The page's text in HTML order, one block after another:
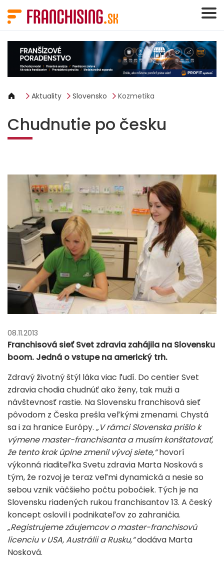
Aktuality Slovensko Kozmetika
Chudnutie po česku
08.11.2013
Franchisová sieť Svet zdravia zahájila na Slovensku
boom. Jedná o vstupe na americký trh.
Zdravý životný štýl láka viac ľudí. Do centier Svet
zdravia chodia chudnúť ako ženy, tak muži a
návštevnosť rastie. Na Slovensku franchisová sieť
pôvodom z Česka prešla veľkými zmenami. Chystá
sa i za hranice Európy. „V rámci Slovenska prišlo k
výmene master-franchisanta a musím konštatovať,
že tento krok úplne zmenil vývoj siete,“hovorí
výkonná riaditeľka Svetu zdravia Marta Nosková s
tým, že rozvoj je teraz veľmi dynamická a nesie so
sebou vznik väčšieho počtu pobočiek. Tých je na
Slovensku riadených rukou franchisantov 13. A český
koncept oslovil i podnikateľov zo zahraničia.
„Registrujeme záujemcov o master-franchisovú
licenciu v USA, Austrálii a Rusku,“dodáva Marta
Nosková.